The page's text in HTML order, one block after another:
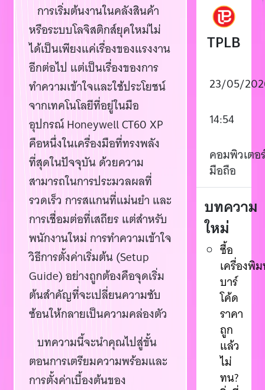
การเริ่มต้นงานในคลังสินค้า
หรือระบบโลจิสติกส์ยุคใหม่ไม่
ได้เป็นเพียงแค่เรื่องของแรงงาน
อีกต่อไป แต่เป็นเรื่องของการ
ทำความเข้าใจและใช้ประโยชน์
จากเทคโนโลยีที่อยู่ในมือ
อุปกรณ์ Honeywell CT60 XP
คือหนึ่งในเครื่องมือที่ทรงพลัง
ที่สุดในปัจจุบัน ด้วยความ
สามารถในการประมวลผลที่
รวดเร็ว การสแกนที่แม่นยำ และ
การเชื่อมต่อที่เสถียร แต่สำหรับ
พนักงานใหม่ การทำความเข้าใจ
วิธีการตั้งค่าเริ่มต้น (Setup
Guide) อย่างถูกต้องคือจุดเริ่ม
ต้นสำคัญที่จะเปลี่ยนความซับ
ซ้อนให้กลายเป็นความคล่องตัว
บทความนี้จะนำคุณไปสู่ขั้น
ตอนการเตรียมความพร้อมและ
การตั้งค่าเบื้องต้นของ
TPLB
23/05/
14:54
คอมพิวเตอ
มือถือ
บทความ
ใหม่
ซื้อ
เครื่องพิ
บาร์
โค้ด
ราคา
ถูก
แล้ว
ไม่
ทน?